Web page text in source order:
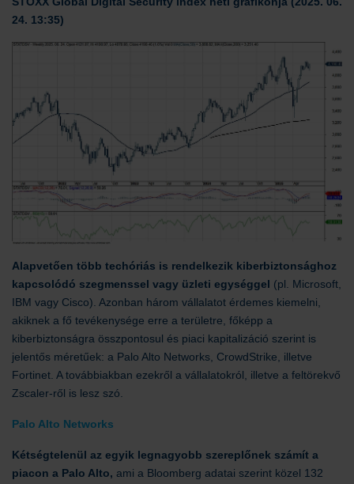
24. 13:35)
Alapvetően több techóriás is rendelkezik kiberbiztonsághoz
kapcsolódó szegmenssel vagy üzleti egységgel (pl. Microsoft,
IBM vagy Cisco). Azonban három vállalatot érdemes kiemelni,
akiknek a fő tevékenysége erre a területre, főképp a
kiberbiztonságra összpontosul és piaci kapitalizáció szerint is
jelentős méretűek: a Palo Alto Networks, CrowdStrike, illetve
Fortinet. A továbbiakban ezekről a vállalatokról, illetve a feltörekvő
Zscaler-ről is lesz szó.
Palo Alto Networks
Kétségtelenül az egyik legnagyobb szereplőnek számít a
piacon a Palo Alto, ami a Bloomberg adatai szerint közel 132